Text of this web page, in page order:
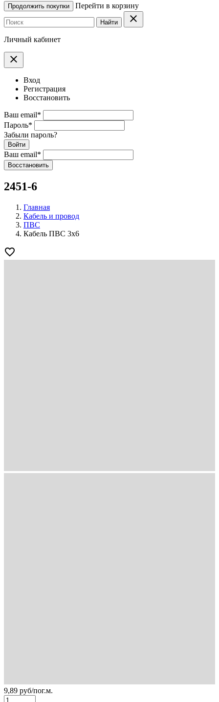
Продолжить покупки Перейти в корзину
Найти clear
Личный кабинет
clear
Вход
Регистрация
Восстановить
Ваш email*
Пароль*
Забыли пароль?
Войти
Ваш email*
Воcстановить
2451-6
Главная
Кабель и провод
ПВС
Кабель ПВС 3х6
favorite_border
9,89 руб/пог.м.